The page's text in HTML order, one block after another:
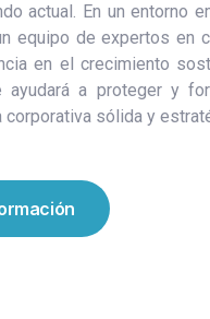
actual. En un entorno
equipo de expertos en
en el crecimiento
ayudará a proteger y
sólida y